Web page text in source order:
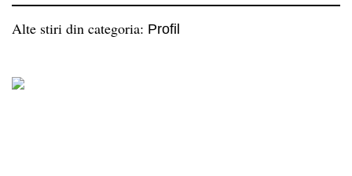
Alte stiri din categoria: Profil